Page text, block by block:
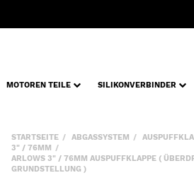
MOTOREN TEILE SILIKONVERBINDER
STARTSEITE ABGASSYSTEM
3" / 76MM
ARLOWS 3" / 76MM AUSPUFFKLAPPE (
GRUNDSTELLUNG )